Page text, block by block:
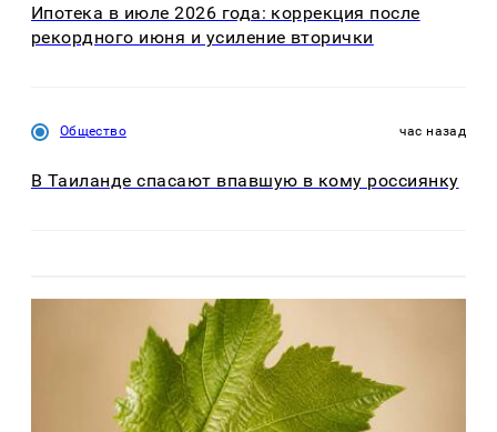
Ипотека в июле 2026 года: коррекция после
рекордного июня и усиление вторички
Общество час назад
В Таиланде спасают впавшую в кому россиянку